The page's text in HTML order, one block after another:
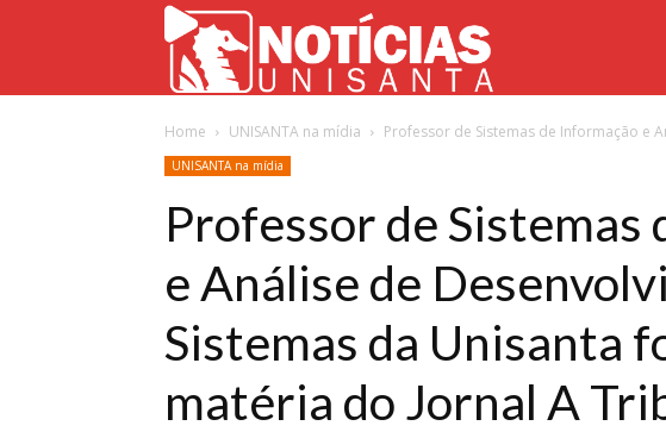
Unisanta
Home UNISANTA na mídia Professor de Sistemas de Informação e
UNISANTA na mídia
Professor de Sistemas
e Análise de
Sistemas da Unisanta
matéria do Jornal A